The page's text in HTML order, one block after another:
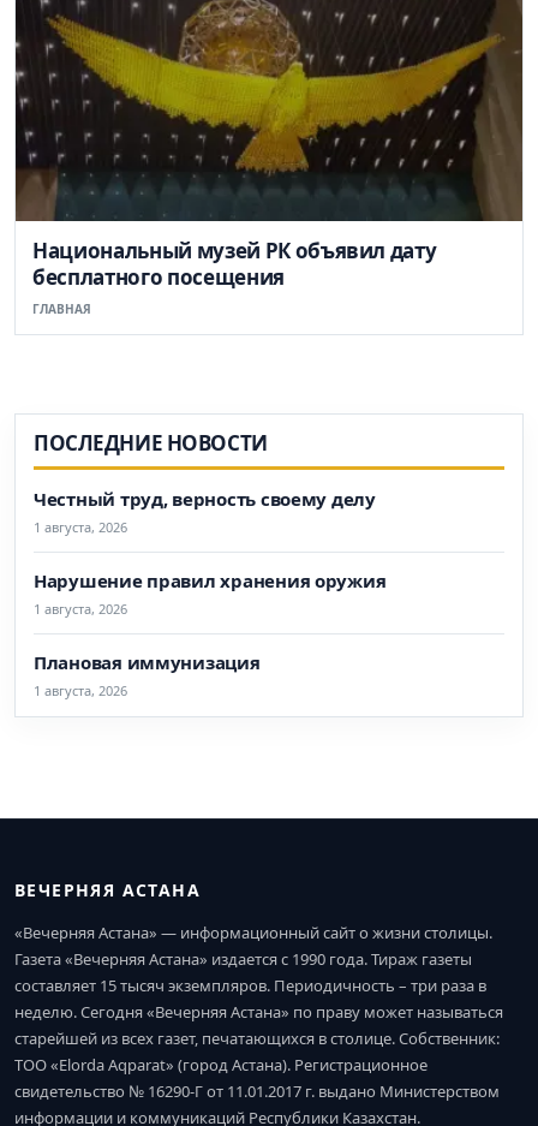
Национальный музей РК объявил дату
бесплатного посещения
ГЛАВНАЯ
ПОСЛЕДНИЕ НОВОСТИ
Честный труд, верность своему делу
1 августа, 2026
Нарушение правил хранения оружия
1 августа, 2026
Плановая иммунизация
1 августа, 2026
ВЕЧЕРНЯЯ АСТАНА
«Вечерняя Астана» — информационный сайт о жизни столицы.
Газета «Вечерняя Астана» издается с 1990 года. Тираж газеты
составляет 15 тысяч экземпляров. Периодичность – три раза в
неделю. Сегодня «Вечерняя Астана» по праву может называться
старейшей из всех газет, печатающихся в столице. Собственник:
ТОО «Elorda Aqparat» (город Астана). Регистрационное
свидетельство № 16290-Г от 11.01.2017 г. выдано Министерством
информации и коммуникаций Республики Казахстан.